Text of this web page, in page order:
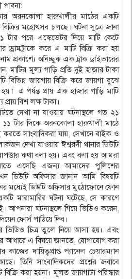
পাবনা:
অরনকোলা হারুখালীর মাঠের একটি
মহোৎসব চলছে। ঘটনা সুত্রে জানা
টার পরে এস্কেভেটর দিয়ে মাটি কেটে
ড্রামট্রাকে করে এ মাটি বিক্রি করা হয়
প্রকাশ্যে অনিচ্ছুক এক ট্রাক ড্রাইভারের
মাটির মূল্য গাড়ি প্রতি দুই হাজার টাকা
বিভিন্ন জায়গায় বিক্রি করে জায়গা বুঝে
হয় ৷ এ পর্যন্ত প্রায় এক হাজার গাড়ি মাটি
প্রায় বিশ লক্ষ টাকা।
দেখা না যাওয়ায় ঘটনাস্থলে গত ২১
টার দিকে অরনকোলা হারুখালী মাঠে
করতে সাংবাদিকরা যায়, সেখানে বাইক ও
দেখা যাওয়ায় ঈশ্বরদী থানার ডিউটি
কথা বলা হয়। এবং বলা হয় আমরা
এসেছি এজন্য আমাদের পুলিশের
ডিউটি অফিসার জানান আমি বিষয়টি
মধ্যেই ডিউটি অফিসার মুঠোফোনে ফোন
মারামারির ঘটনা ঘটেছে, সে কারণে
আপনারা ঘটনাস্থলে গিয়ে ভিডিও করেন,
ফোর্স পাঠিয়ে দিব।
ভিডিও চিত্র তুলে নিয়ে আসা হয়। এবং
আধারে এ বিষয়ে জানতে, যোগাযোগ করা
দায়িত্বপ্রাপ্ত প্যানেল চেয়ারম্যান
তিনি সাংবাদিকদের প্রশ্নের জবাবে
করা হয়না। মূলত জায়গাটা পরিস্কার